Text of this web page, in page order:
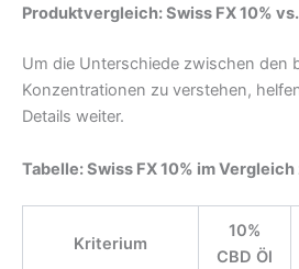
Produktvergleich: Swiss FX 10%
Um die Unterschiede zwischen den
Konzentrationen zu verstehen,
Details weiter.
Tabelle: Swiss FX 10% im Vergleich
Kriterium
10%
CBD Öl